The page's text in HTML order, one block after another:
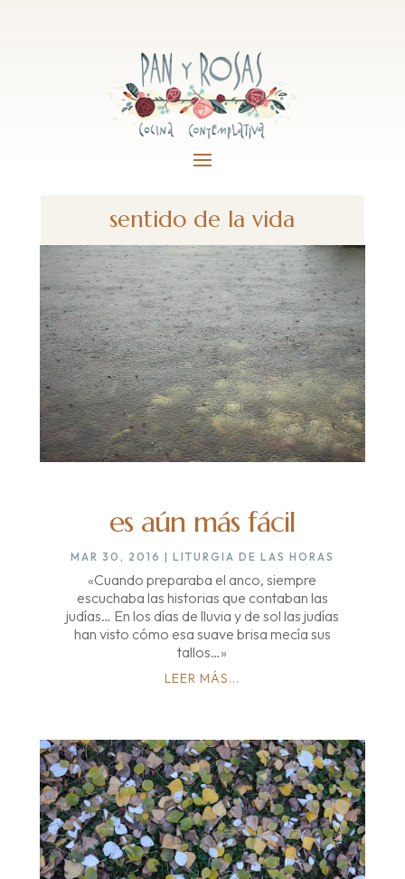
sentido de la vida
es aún más fácil
MAR 30, 2016 | LITURGIA DE LAS HORAS
«Cuando preparaba el anco, siempre
escuchaba las historias que contaban las
judías… En los días de lluvia y de sol las judías
han visto cómo esa suave brisa mecía sus
tallos…»
LEER MÁS...